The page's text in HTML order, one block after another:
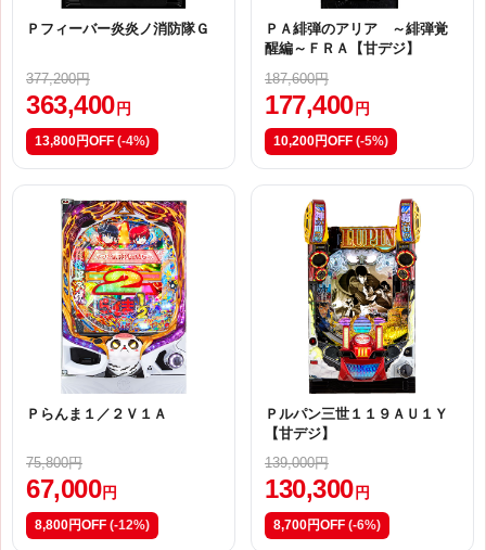
Ｐフィーバー炎炎ノ消防隊Ｇ
377,200円
363,400 円
13,800円OFF (-4%)
ＰＡ緋弾のアリア ～緋弾覚
醒編～ＦＲＡ【甘デジ】
187,600円
177,400 円
10,200円OFF (-5%)
Ｐらんま１／２Ｖ１Ａ
75,800円
67,000 円
8,800円OFF (-12%)
Ｐルパン三世１１９ＡＵ１Ｙ
【甘デジ】
139,000円
130,300 円
8,700円OFF (-6%)